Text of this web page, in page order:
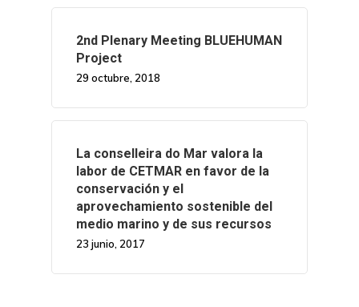
2nd Plenary Meeting BLUEHUMAN
Project
29 octubre, 2018
La conselleira do Mar valora la
labor de CETMAR en favor de la
conservación y el
aprovechamiento sostenible del
medio marino y de sus recursos
23 junio, 2017